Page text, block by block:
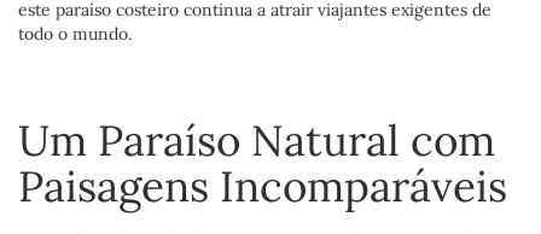
este paraíso costeiro continua a atrair viajantes exigentes de
todo o mundo.
Um Paraíso Natural com
Paisagens Incomparáveis